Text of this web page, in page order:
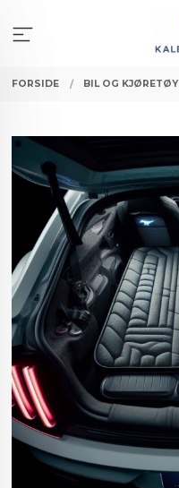
innholdet
FORSIDE BIL OG KJØRETØY